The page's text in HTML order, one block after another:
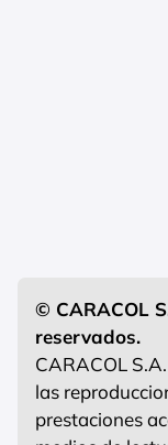
© CARACOL
reservados.
CARACOL
las
prestaciones